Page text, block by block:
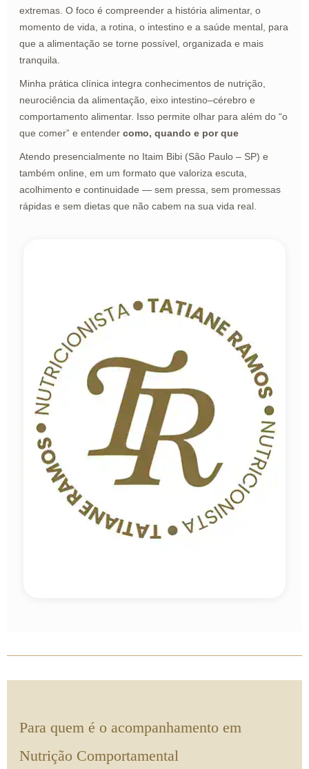
extremas. O foco é compreender a história alimentar, o
momento de vida, a rotina, o intestino e a saúde mental, para
que a alimentação se torne possível, organizada e mais
tranquila.
Minha prática clínica integra conhecimentos de nutrição,
neurociência da alimentação, eixo intestino–cérebro e
comportamento alimentar. Isso permite olhar para além do “o
que comer” e entender como, quando e por que
Atendo presencialmente no Itaim Bibi (São Paulo – SP) e
também online, em um formato que valoriza escuta,
acolhimento e continuidade — sem pressa, sem promessas
rápidas e sem dietas que não cabem na sua vida real.
Para quem é o acompanhamento em
Nutrição Comportamental